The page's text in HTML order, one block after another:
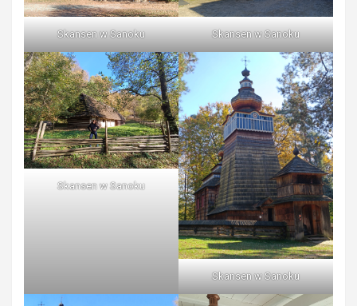
Skansen w Sanoku Skansen w Sanoku
Skansen w Sanoku
Skansen w Sanoku